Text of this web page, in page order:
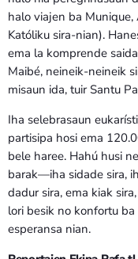
halo viajen ba
Katóliku sira-nian).
ema la komprende
Maibé, neineik-neineik
misaun ida, tuir Santu
Iha selebrasaun
partisipa hosi ema
bele haree. Hahú husi
barak—iha sidade sira,
dadur sira, ema kiak
lori besik no konfortu
esperansa nian.